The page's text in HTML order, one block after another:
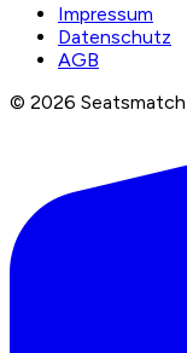
Impressum
Datenschutz
AGB
© 2026 Seatsmatch